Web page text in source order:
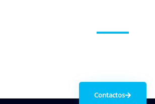
Contactos